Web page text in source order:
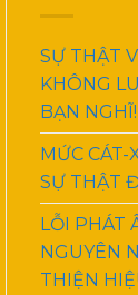
SỰ THẬT
KHÔNG
BẠN NGHĨ!
MỨC CÁT-
SỰ THẬT
LỖI PHÁT
NGUYÊN
THIỆN